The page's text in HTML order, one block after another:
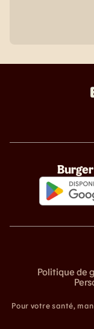
Politique de
Pour votre santé,